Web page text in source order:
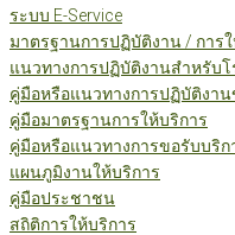
ระบบ E-Service
มาตรฐานการปฏิบัติงาน / การ
แนวทางการปฏิบัติงานสำหรับ
คู่มือหรือแนวทางการปฏิบัติงาน
คู่มือมาตรฐานการให้บริการ
คู่มือหรือแนวทางการขอรับบริ
แผนภูมิงานให้บริการ
คู่มือประชาชน
สถิติการให้บริการ